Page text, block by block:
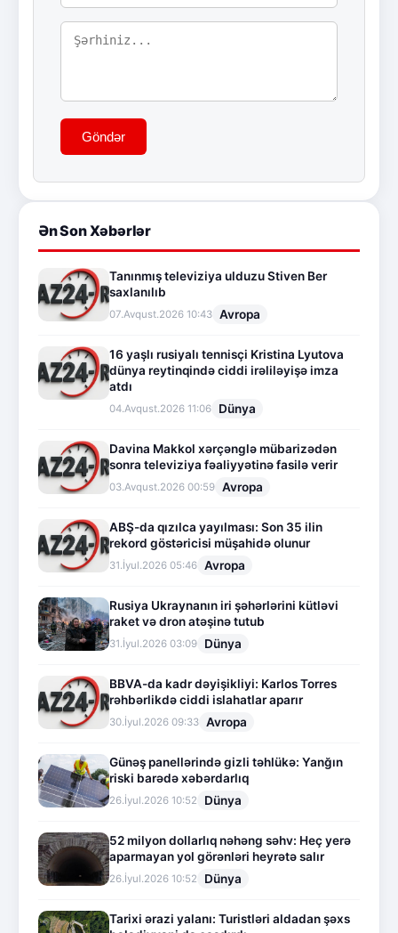
Göndər
Ən Son Xəbərlər
Tanınmış televiziya ulduzu Stiven Ber
saxlanılıb
07.Avqust.2026 10:43 Avropa
16 yaşlı rusiyalı tennisçi Kristina Lyutova
dünya reytinqində ciddi irəliləyişə imza
atdı
04.Avqust.2026 11:06 Dünya
Davina Makkol xərçənglə mübarizədən
sonra televiziya fəaliyyətinə fasilə verir
03.Avqust.2026 00:59 Avropa
ABŞ-da qızılca yayılması: Son 35 ilin
rekord göstəricisi müşahidə olunur
31.İyul.2026 05:46 Avropa
Rusiya Ukraynanın iri şəhərlərini kütləvi
raket və dron atəşinə tutub
31.İyul.2026 03:09 Dünya
BBVA-da kadr dəyişikliyi: Karlos Torres
rəhbərlikdə ciddi islahatlar aparır
30.İyul.2026 09:33 Avropa
Günəş panellərində gizli təhlükə: Yanğın
riski barədə xəbərdarlıq
26.İyul.2026 10:52 Dünya
52 milyon dollarlıq nəhəng səhv: Heç yerə
aparmayan yol görənləri heyrətə salır
26.İyul.2026 10:52 Dünya
Tarixi ərazi yalanı: Turistləri aldadan şəxs